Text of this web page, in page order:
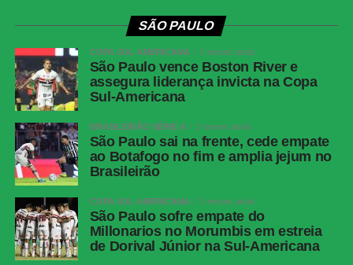
WhatsApp
Facebook
Twitter
Messenger
LinkedIn
Share
SÃO PAULO
COPA SUL-AMERICANA 2 meses atrás
São Paulo vence Boston River e
assegura liderança invicta na Copa
Sul-Americana
BRASILEIRÃO SÉRIE A 3 meses atrás
São Paulo sai na frente, cede empate
ao Botafogo no fim e amplia jejum no
Brasileirão
COPA SUL-AMERICANA 3 meses atrás
São Paulo sofre empate do
Millonarios no Morumbis em estreia
de Dorival Júnior na Sul-Americana